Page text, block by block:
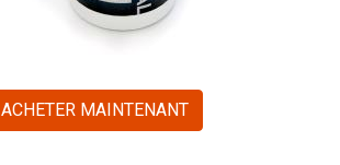
ACHETER MAINTENANT